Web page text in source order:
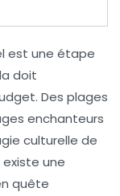
est une étape
doit
. Des plages
enchanteurs
culturelle de
existe une
quête